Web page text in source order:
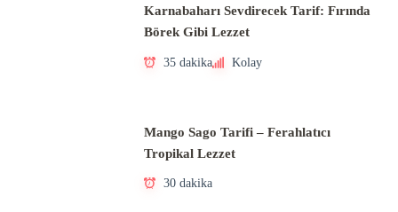
Karnabaharı Sevdirecek Tarif: Fırında
Börek Gibi Lezzet
35 dakika Kolay
Mango Sago Tarifi – Ferahlatıcı
Tropikal Lezzet
30 dakika